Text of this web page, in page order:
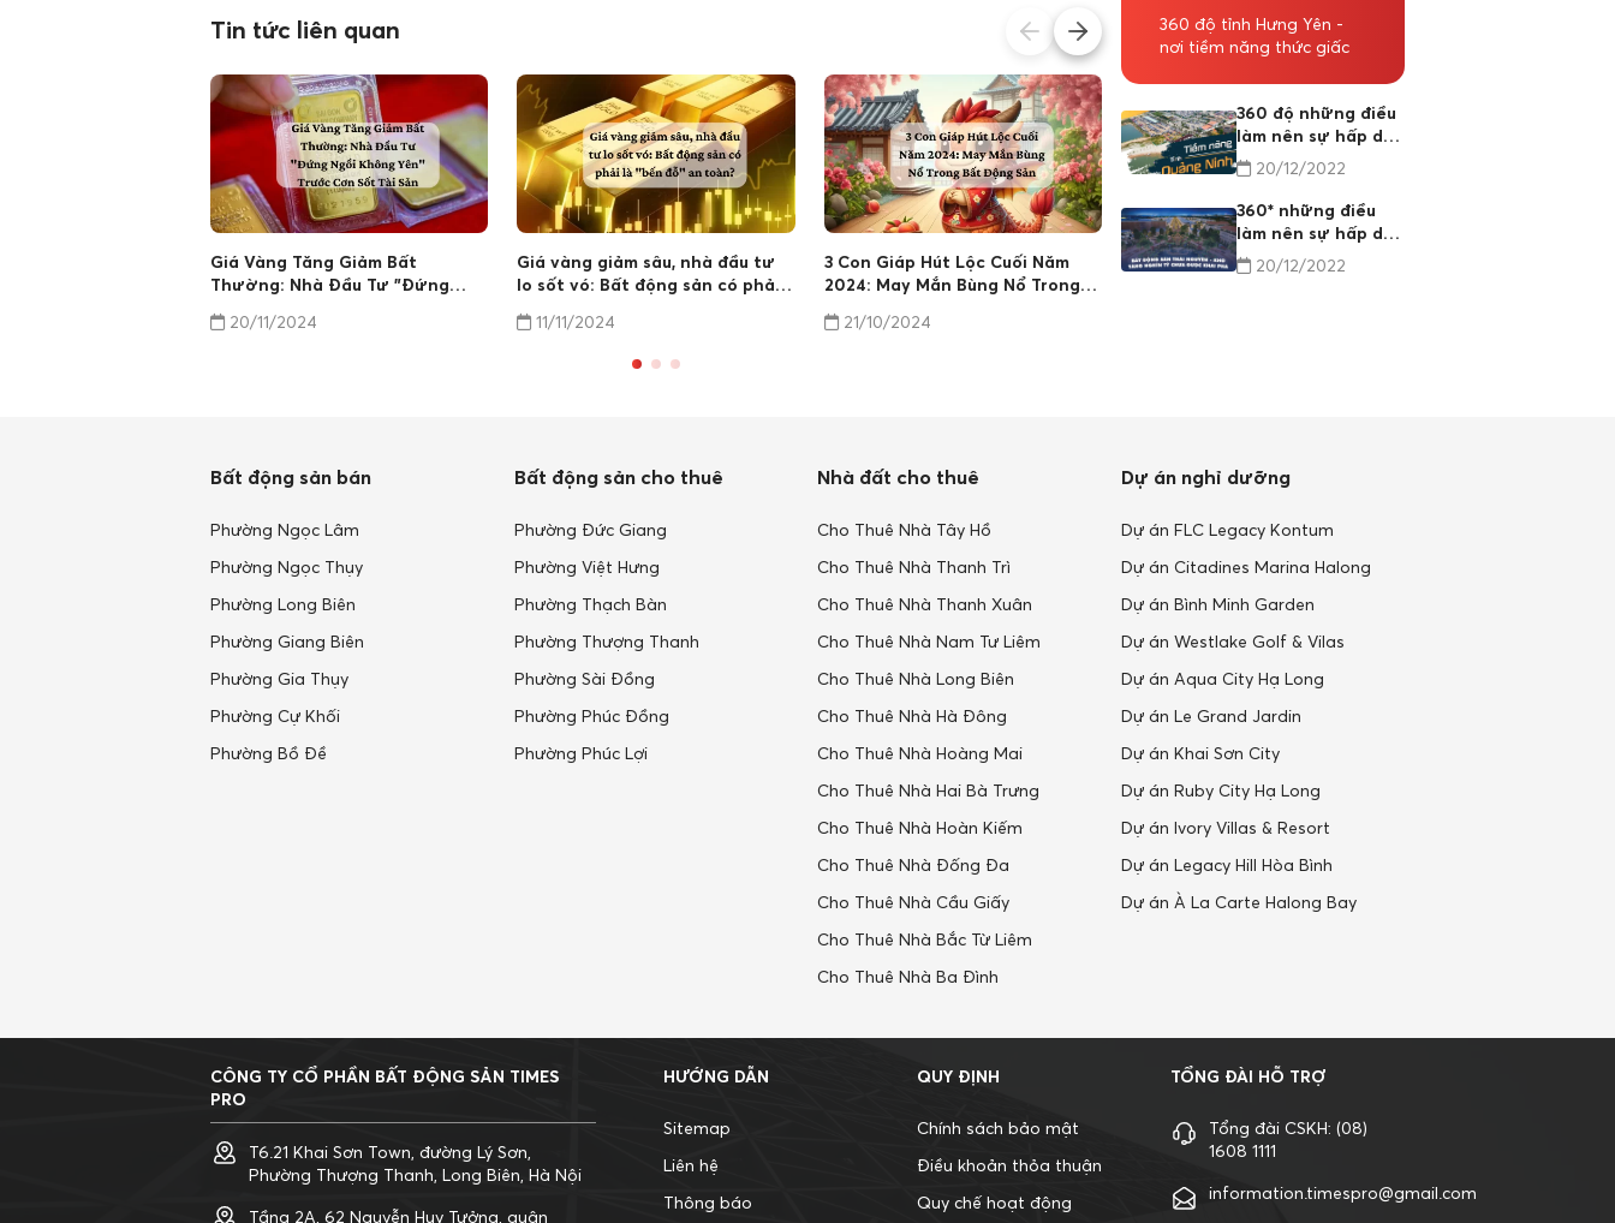
Tin tức liên quan
Giá Vàng Tăng Giảm Bất
Thường: Nhà Đầu Tư "Đứng
Tài Sản
20/11/2024
Giá vàng giảm sâu, nhà đầu tư
lo sốt vó: Bất động sản có phải
11/11/2024
3 Con Giáp Hút Lộc Cuối Năm
2024: May Mắn Bùng Nổ Trong
21/10/2024
Biến Động Tỷ Giá USD Và Giá
360 độ tỉnh Hưng Yên -
nơi tiềm năng thức giấc
360 độ những điều
làm nên sự hấp dẫn
của BĐS Quảng
20/12/2022
360* những điều
làm nên sự hấp dẫn
của BĐS Thái
20/12/2022
Bất động sản bán
Phường Ngọc Lâm
Phường Ngọc Thụy
Phường Long Biên
Phường Giang Biên
Phường Gia Thụy
Phường Cự Khối
Phường Bồ Đề
Bất động sản cho thuê
Phường Đức Giang
Phường Việt Hưng
Phường Thạch Bàn
Phường Thượng Thanh
Phường Sài Đồng
Phường Phúc Đồng
Phường Phúc Lợi
Nhà đất cho thuê
Cho Thuê Nhà Tây Hồ
Cho Thuê Nhà Thanh Trì
Cho Thuê Nhà Thanh Xuân
Cho Thuê Nhà Nam Tư Liêm
Cho Thuê Nhà Long Biên
Cho Thuê Nhà Hà Đông
Cho Thuê Nhà Hoàng Mai
Cho Thuê Nhà Hai Bà Trưng
Cho Thuê Nhà Hoàn Kiếm
Cho Thuê Nhà Đống Đa
Cho Thuê Nhà Cầu Giấy
Cho Thuê Nhà Bắc Từ Liêm
Cho Thuê Nhà Ba Đình
Dự án nghỉ dưỡng
Dự án FLC Legacy Kontum
Dự án Citadines Marina Halong
Dự án Bình Minh Garden
Dự án Westlake Golf & Vilas
Dự án Aqua City Hạ Long
Dự án Le Grand Jardin
Dự án Khai Sơn City
Dự án Ruby City Hạ Long
Dự án Ivory Villas & Resort
Dự án Legacy Hill Hòa Bình
Dự án À La Carte Halong Bay
CÔNG TY CỔ PHẦN BẤT ĐỘNG SẢN TIMES
PRO
T6.21 Khai Sơn Town, đường Lý Sơn,
Phường Thượng Thanh, Long Biên, Hà Nội
Tầng 2A, 62 Nguyễn Huy Tưởng, quận
HƯỚNG DẪN
Sitemap
Liên hệ
Thông báo
QUY ĐỊNH
Chính sách bảo mật
Điều khoản thỏa thuận
Quy chế hoạt động
TỔNG ĐÀI HỖ TRỢ
Tổng đài CSKH: (08)
1608 1111
information.timespro@gmail.com